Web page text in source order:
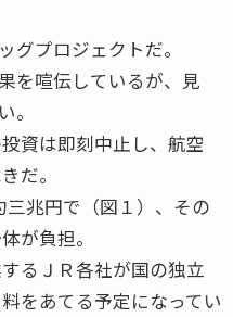
グプロジェクトだ。
を喧伝しているが、見
。
資は即刻中止し、航空
だ。
兆円で（図１）、その
が負担。
るＪＲ各社が国の独立
をあてる予定になってい